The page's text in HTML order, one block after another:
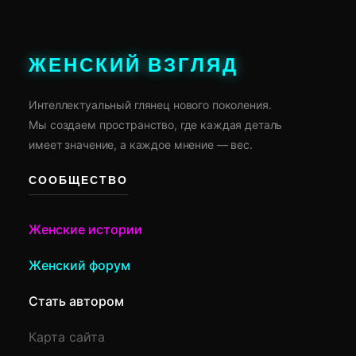
ЖЕНСКИЙ ВЗГЛЯД
Интеллектуальный глянец нового поколения.
Мы создаем пространство, где каждая деталь
имеет значение, а каждое мнение — вес.
СООБЩЕСТВО
Женские истории
Женский форум
Стать автором
Карта сайта